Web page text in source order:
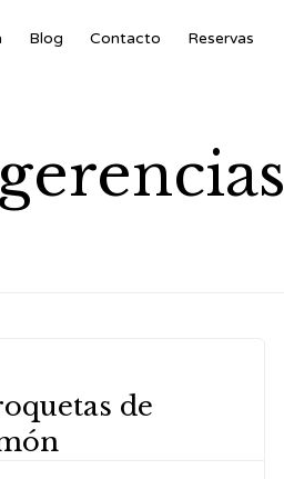
Blog Contacto Reservas
de